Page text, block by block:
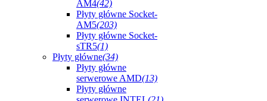
AM4(42)
Płyty główne Socket-
AM5(203)
Płyty główne Socket-
sTR5(1)
Płyty główne(34)
Płyty główne
serwerowe AMD(13)
Płyty główne